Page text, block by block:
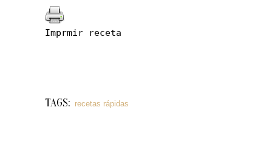
Imprmir receta
TAGS: recetas rápidas